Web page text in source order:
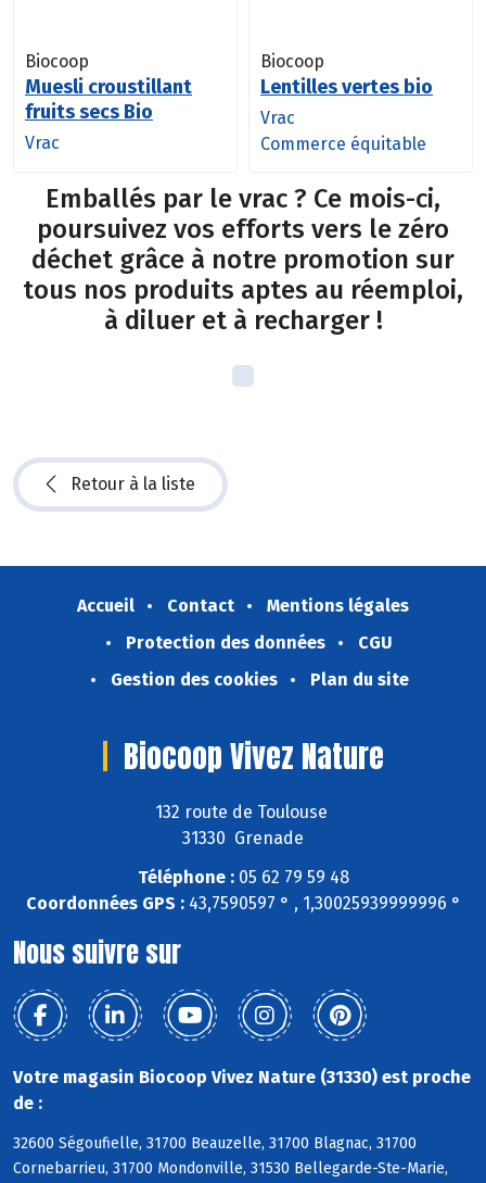
Biocoop
Muesli croustillant
fruits secs Bio
Vrac
Biocoop
Lentilles vertes bio
Vrac
Commerce équitable
Emballés par le vrac ? Ce mois-ci,
poursuivez vos efforts vers le zéro
déchet grâce à notre promotion sur
tous nos produits aptes au réemploi,
à diluer et à recharger !
Retour à la liste
Accueil Contact
Mentions légales
Protection des données
CGU
Gestion des cookies
Plan du site
Biocoop Vivez Nature
132 route de Toulouse
31330 Grenade
Téléphone :05 62 79 59 48
Coordonnées GPS :43,7590597 ° , 1,30025939999996 °
Nous suivre sur
Votre magasin Biocoop Vivez Nature (31330) est proche
de :
32600 Ségoufielle, 31700 Beauzelle, 31700 Blagnac, 31700
Cornebarrieu, 31700 Mondonville, 31530 Bellegarde-Ste-Marie,